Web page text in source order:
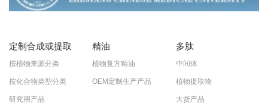
定制合成或提取
按植物来源分类
按化合物类型分类
研究用产品
精油
植物复方精油
OEM定制生产产品
多肽
中间体
植物提取物
大货产品